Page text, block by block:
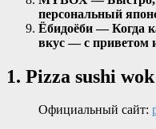
персональный
Ёбидоёби — Когда
вкус — с приветом
1. Pizza sushi wok
Официальный сайт: